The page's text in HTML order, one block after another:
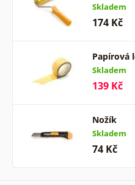
Skladem
174 Kč
Papírová
Skladem
139 Kč
Nožík
Skladem
74 Kč